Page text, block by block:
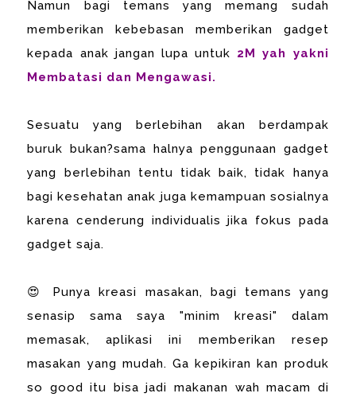
Namun bagi temans yang memang sudah
memberikan kebebasan memberikan gadget
kepada anak jangan lupa untuk 2M yah yakni
Membatasi dan Mengawasi.
Sesuatu yang berlebihan akan berdampak
buruk bukan?sama halnya penggunaan gadget
yang berlebihan tentu tidak baik, tidak hanya
bagi kesehatan anak juga kemampuan sosialnya
karena cenderung individualis jika fokus pada
gadget saja.
😍 Punya kreasi masakan, bagi temans yang
senasip sama saya "minim kreasi" dalam
memasak, aplikasi ini memberikan resep
masakan yang mudah. Ga kepikiran kan produk
so good itu bisa jadi makanan wah macam di